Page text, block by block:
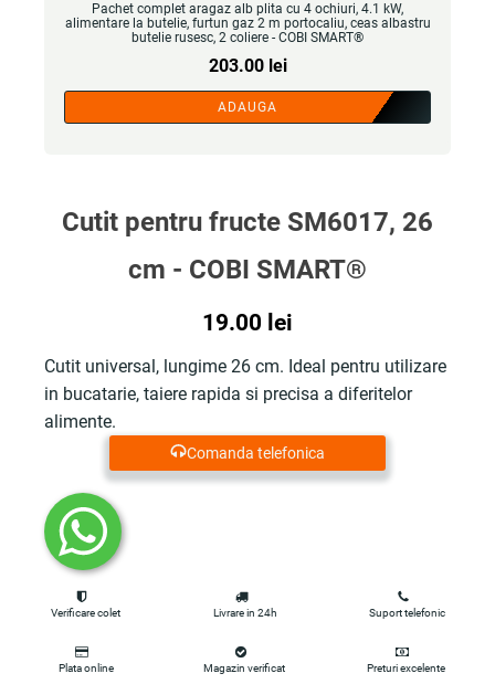
Pachet complet aragaz alb plita cu 4 ochiuri, 4.1 kW,
alimentare la butelie, furtun gaz 2 m portocaliu, ceas albastru
butelie rusesc, 2 coliere - COBI SMART®
203.00 lei
ADAUGA
Cutit pentru fructe SM6017, 26
cm - COBI SMART®
19.00 lei
Cutit universal, lungime 26 cm. Ideal pentru utilizare
in bucatarie, taiere rapida si precisa a diferitelor
alimente.
Comanda telefonica
Verificare colet Livrare in 24h Suport telefonic
Plata online Magazin verificat Preturi excelente